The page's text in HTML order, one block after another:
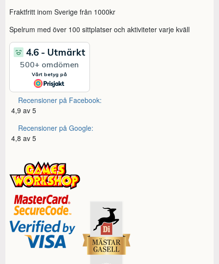
Fraktfritt inom Sverige från 1000kr
Spelrum med över 100 sittplatser och aktiviteter varje kväll
Recensioner på Facebook:
4,9 av 5
Recensioner på Google:
4,8 av 5